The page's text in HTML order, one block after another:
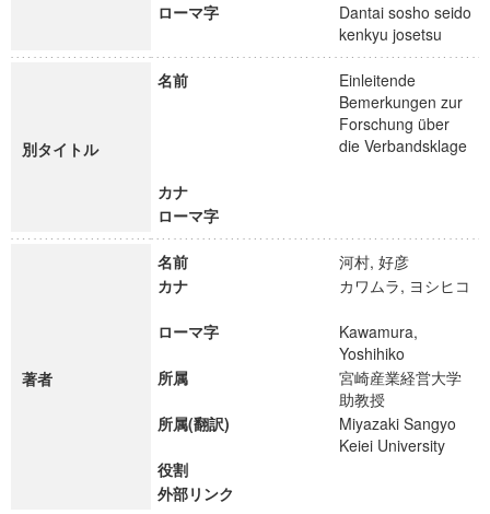
ローマ字
Dantai sosho seido
kenkyu josetsu
別タイトル
名前
Einleitende
Bemerkungen zur
Forschung über
die Verbandsklage
カナ
ローマ字
著者
名前
河村, 好彦
カナ
カワムラ, ヨシヒコ
ローマ字
Kawamura,
Yoshihiko
所属
宮崎産業経営大学
助教授
所属(翻訳)
Miyazaki Sangyo
Keiei University
役割
外部リンク